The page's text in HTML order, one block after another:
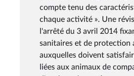
compte tenu des
chaque activité ». Une
l'arrêté du 3 avril 2014
sanitaires et de protection
auxquelles doivent
liées aux animaux de